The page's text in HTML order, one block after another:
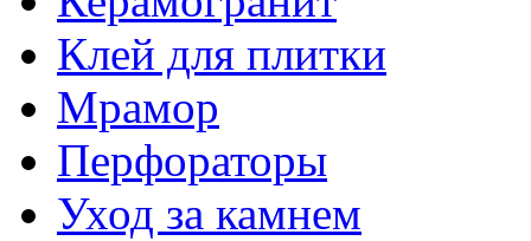
Клей для плитки
Мрамор
Перфораторы
Уход за камнем